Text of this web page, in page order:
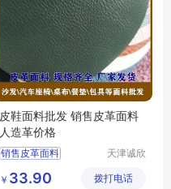
皮鞋面料批发 销售皮革面料
人造革价格
销售皮革面料
人造革价格
天津诚欣
有限公司
￥ 33.90 拨打电话